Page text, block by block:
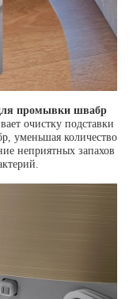
промывки швабр
очистку подставки
уменьшая количество
неприятных запахов